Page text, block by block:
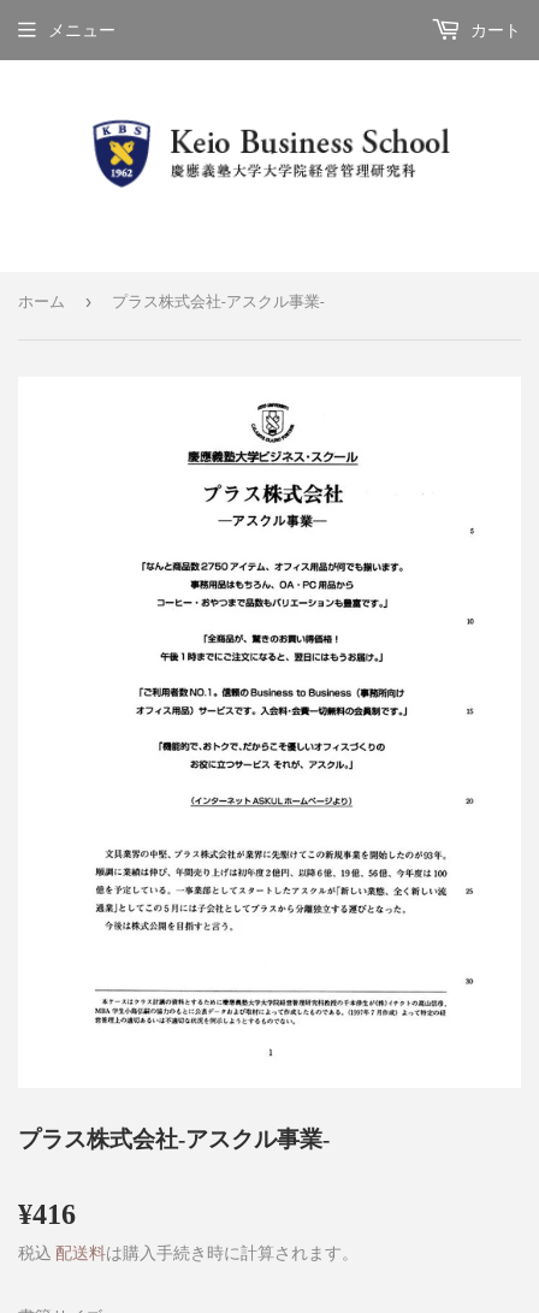
メニュー カート
ホーム › プラス株式会社-アスクル事業-
プラス株式会社-アスクル事業-
¥416
税込 配送料は購入手続き時に計算されます。